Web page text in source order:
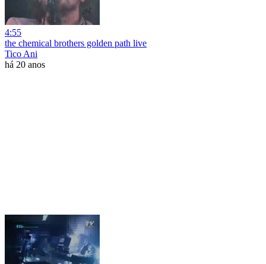
4:55
the chemical brothers golden path live
Tico Ani
há 20 anos